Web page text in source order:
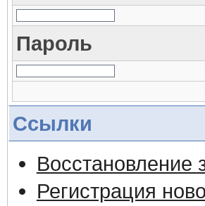
Пароль
Ссылки
Восстановление
Регистрация